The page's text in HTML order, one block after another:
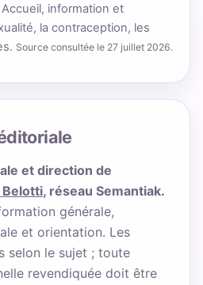
Accueil, information et
la contraception, les
Source consultée le 27 juillet 2026.
et direction de
Belotti, réseau Semantiak.
générale,
et orientation. Les
selon le sujet ; toute
revendiquée doit être